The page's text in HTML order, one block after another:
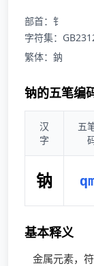
部首：钅
字符集：
繁体：鈉
钠的五笔编
汉
字
五
钠
基本释义
金属元素，